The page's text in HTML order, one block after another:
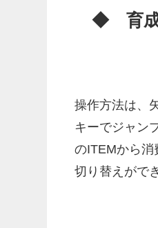
◆ 育成
操作方法は、
キーでジャン
のITEMから消
切り替えがで